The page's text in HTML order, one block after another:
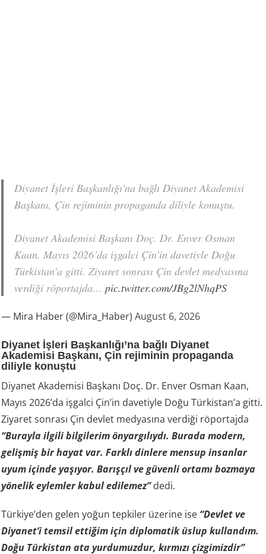
Diyanet İşleri Başkanlığı'na bağlı Diyanet Akademisi
Başkanı, Çin rejiminin propaganda diliyle konuştu.
Diyanet Akademisi Başkanı Doç. Dr. Enver Osman
Kaan, Mayıs 2026’da işgalci Çin'in davetiyle Doğu
Türkistan'a gitti. Ziyaret sonrası Çin devlet medyasına
verdiği röportajda…pic.twitter.com/JBg2lNhqPS
— Mira Haber (@Mira_Haber)August 6, 2026
Diyanet İşleri Başkanlığı’na bağlı Diyanet
Akademisi Başkanı, Çin rejiminin propaganda
diliyle konuştu
Diyanet Akademisi Başkanı Doç. Dr. Enver Osman Kaan,
Mayıs 2026’da işgalci Çin’in davetiyle Doğu Türkistan’a gitti.
Ziyaret sonrası Çin devlet medyasına verdiği röportajda
“Burayla ilgili bilgilerim önyargılıydı. Burada modern,
gelişmiş bir hayat var. Farklı dinlere mensup insanlar
uyum içinde yaşıyor. Barışçıl ve güvenli ortamı bozmaya
yönelik eylemler kabul edilemez”dedi.
Türkiye’den gelen yoğun tepkiler üzerine ise “Devlet ve
Diyanet’i temsil ettiğim için diplomatik üslup kullandım.
Doğu Türkistan ata yurdumuzdur, kırmızı çizgimizdir”